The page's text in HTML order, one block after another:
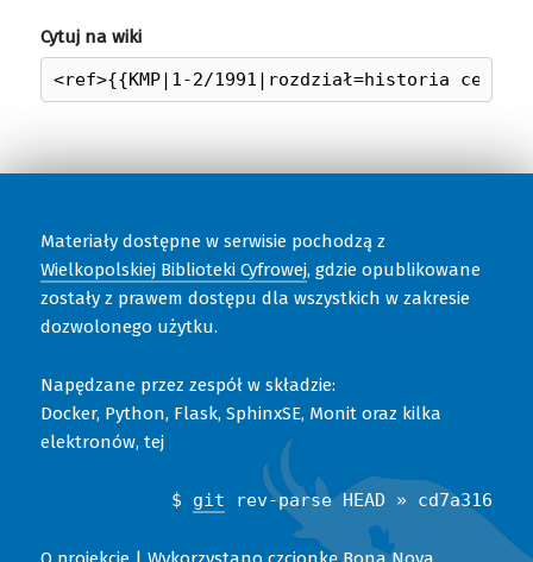
Cytuj na wiki
Materiały dostępne w serwisie pochodzą z
Wielkopolskiej Biblioteki Cyfrowej, gdzie opublikowane
zostały z prawem dostępu dla wszystkich w zakresie
dozwolonego użytku.
Napędzane przez zespół w składzie:
Docker, Python, Flask, SphinxSE, Monit oraz kilka
elektronów, tej
$ git rev-parse HEAD » cd7a316